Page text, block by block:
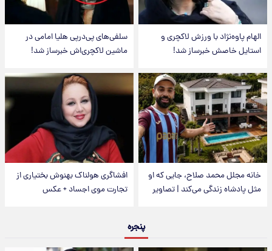
الهام پاوه‌نژاد با ورزش لاکچری و
استایل خاصش خبرساز شد!
سلفی‌های پی‌درپی هلیا امامی در
ماشین لاکچری‌اش خبرساز شد!
خانه مجلل محمد صلاح، جایی که او
مثل پادشاه زندگی می‌کند | تصاویر
افشاگری هولناک بهنوش بختیاری از
تجارت موی اجساد + عکس
پنجره